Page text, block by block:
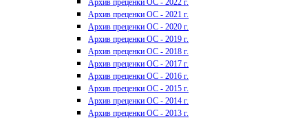
Архив преценки ОС - 2022 г.
Архив преценки ОС - 2021 г.
Архив преценки ОС - 2020 г.
Архив преценки ОС - 2019 г.
Архив преценки ОС - 2018 г.
Архив преценки ОС - 2017 г.
Архив преценки ОС - 2016 г.
Архив преценки ОС - 2015 г.
Архив преценки ОС - 2014 г.
Архив преценки ОС - 2013 г.